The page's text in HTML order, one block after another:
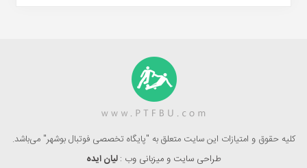
کلیه حقوق و امتیازات این سایت متعلق به "پایگاه تخصصی فوتبال بوشهر" می‌باشد.
طراحی سایت و میزبانی وب :لیان ایده